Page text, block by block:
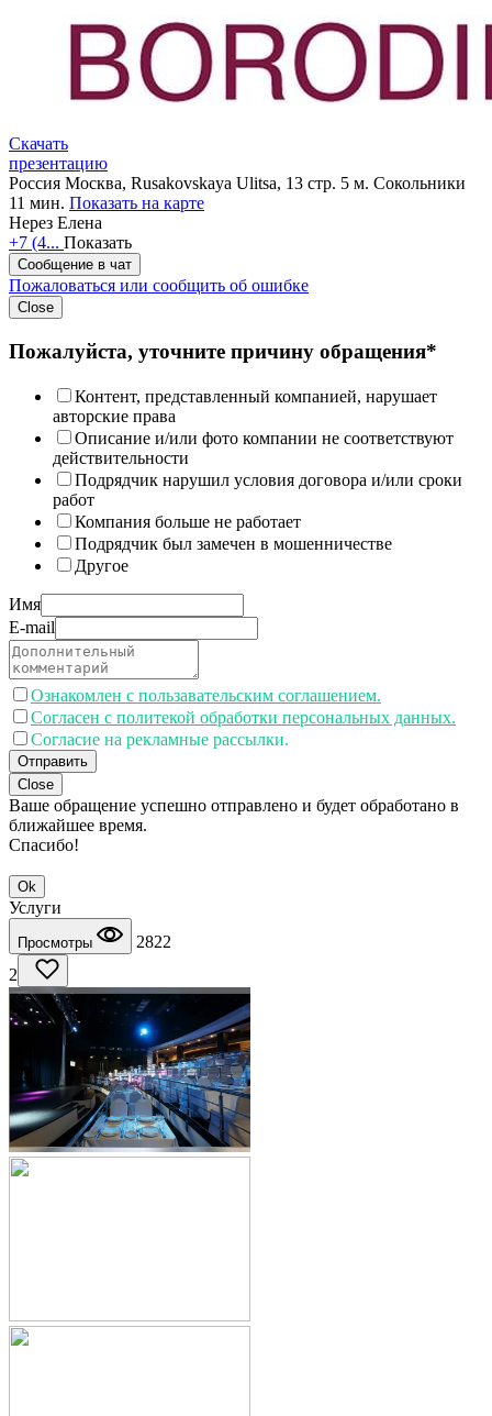
Скачать
презентацию
Россия Москва, Rusakovskaya Ulitsa, 13 стр. 5 м. Сокольники
11 мин. Показать на карте
Нерез Елена
+7 (4... Показать
Сообщение в чат
Пожаловаться или сообщить об ошибке
Close
Пожалуйста, уточните причину обращения*
Контент, представленный компанией, нарушает
авторские права
Описание и/или фото компании не соответствуют
действительности
Подрядчик нарушил условия договора и/или сроки
работ
Компания больше не работает
Подрядчик был замечен в мошенничестве
Другое
Имя
E-mail
Ознакомлен с пользавательским соглашением.
Согласен с политекой обработки персональных данных.
Согласие на рекламные рассылки.
Отправить
Close
Ваше обращение успешно отправлено и будет обработано в
ближайшее время.
Спасибо!
Ok
Услуги
Просмотры
2822
2